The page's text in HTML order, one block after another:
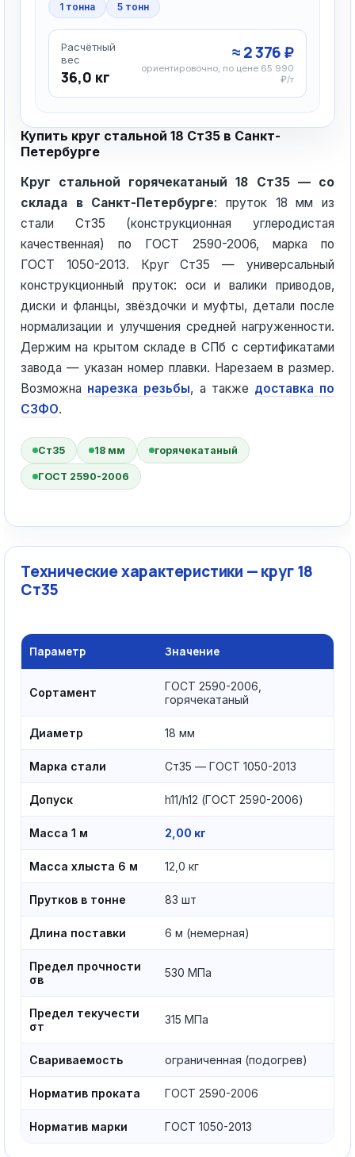
1 тонна
5 тонн
Расчётный
вес
36,0 кг
≈ 2 376 ₽
ориентировочно, по цене 65 990
₽/т
Купить круг стальной 18 Ст35 в Санкт-
Петербурге
Круг стальной горячекатаный 18 Ст35 — со
склада в Санкт-Петербурге: пруток 18 мм из
стали Ст35 (конструкционная углеродистая
качественная) по ГОСТ 2590-2006, марка по
ГОСТ 1050-2013. Круг Ст35 — универсальный
конструкционный пруток: оси и валики приводов,
диски и фланцы, звёздочки и муфты, детали после
нормализации и улучшения средней нагруженности.
Держим на крытом складе в СПб с сертификатами
завода — указан номер плавки. Нарезаем в размер.
Возможна нарезка резьбы, а также доставка по
СЗФО.
Ст35 18 мм горячекатаный
ГОСТ 2590-2006
Технические характеристики — круг 18
Ст35
Параметр Значение
Сортамент
ГОСТ 2590-2006,
горячекатаный
Диаметр 18 мм
Марка стали Ст35 — ГОСТ 1050-2013
Допуск h11/h12 (ГОСТ 2590-2006)
Масса 1 м 2,00 кг
Масса хлыста 6 м 12,0 кг
Прутков в тонне 83 шт
Длина поставки 6 м (немерная)
Предел прочности
σв
530 МПа
Предел текучести
σт
315 МПа
Свариваемость ограниченная (подогрев)
Норматив проката ГОСТ 2590-2006
Норматив марки ГОСТ 1050-2013